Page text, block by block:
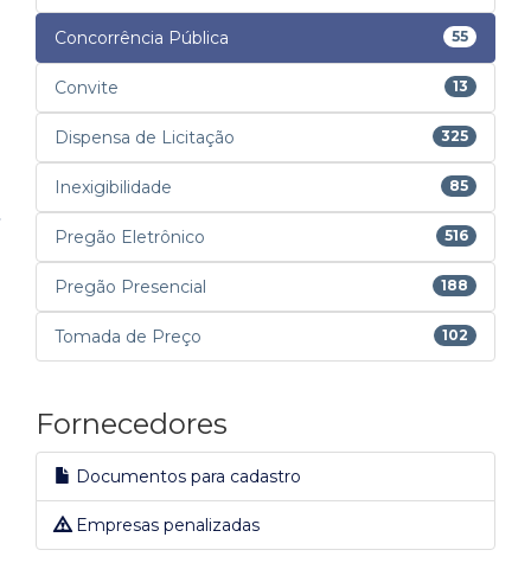
Concorrência Pública 55
Convite 13
Dispensa de Licitação 325
Inexigibilidade 85
Pregão Eletrônico 516
Pregão Presencial 188
Tomada de Preço 102
Fornecedores
Documentos para cadastro
Empresas penalizadas